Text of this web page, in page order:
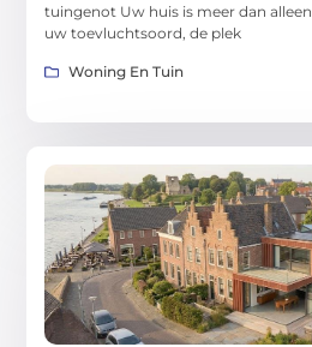
tuingenot Uw huis is meer dan
uw toevluchtsoord, de plek
Woning En Tuin